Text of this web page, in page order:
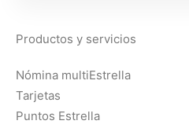
Productos y servicios
Nómina multiEstrella
Tarjetas
Puntos Estrella